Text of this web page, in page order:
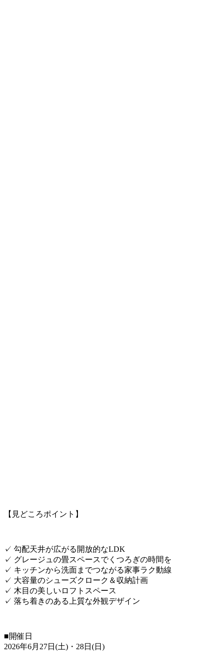
【見どころポイント】
✓ 勾配天井が広がる開放的なLDK
✓ グレージュの畳スペースでくつろぎの時間を
✓ キッチンから洗面までつながる家事ラク動線
✓ 大容量のシューズクローク＆収納計画
✓ 木目の美しいロフトスペース
✓ 落ち着きのある上質な外観デザイン
■開催日
2026年6月27日(土)・28日(日)